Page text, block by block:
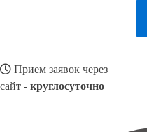
Прием заявок через
сайт - круглосуточно